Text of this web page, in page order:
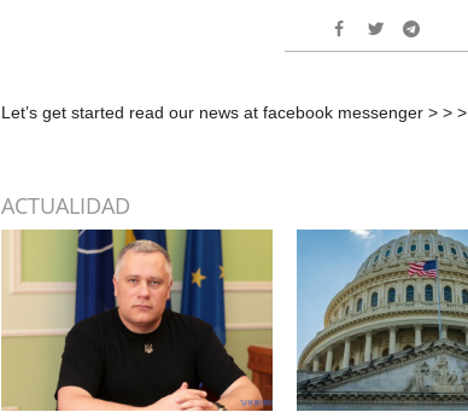
Let’s get started read our news at facebook messenger > > >
ACTUALIDAD